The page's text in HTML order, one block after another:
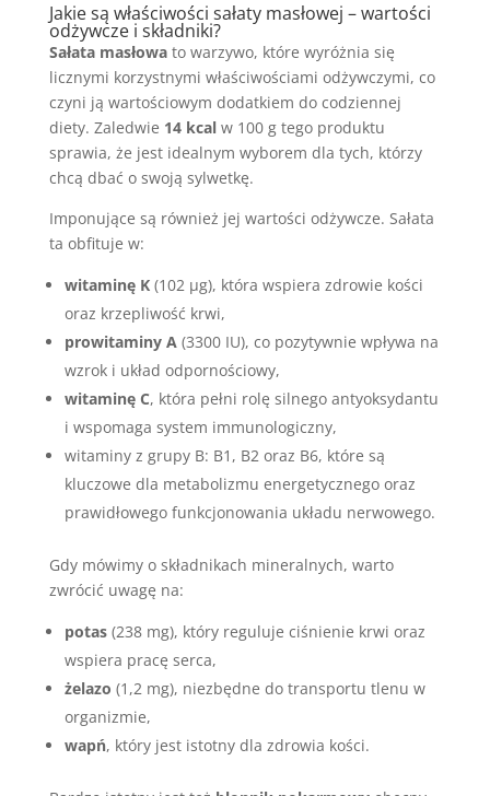
Jakie są właściwości sałaty masłowej – wartości
odżywcze i składniki?
Sałata masłowato warzywo, które wyróżnia się
licznymi korzystnymi właściwościami odżywczymi, co
czyni ją wartościowym dodatkiem do codziennej
diety. Zaledwie 14 kcalw 100 g tego produktu
sprawia, że jest idealnym wyborem dla tych, którzy
chcą dbać o swoją sylwetkę.
Imponujące są również jej wartości odżywcze. Sałata
ta obfituje w:
witaminę K(102 µg), która wspiera zdrowie kości
oraz krzepliwość krwi,
prowitaminy A(3300 IU), co pozytywnie wpływa na
wzrok i układ odpornościowy,
witaminę C, która pełni rolę silnego antyoksydantu
i wspomaga system immunologiczny,
witaminy z grupy B: B1, B2 oraz B6, które są
kluczowe dla metabolizmu energetycznego oraz
prawidłowego funkcjonowania układu nerwowego.
Gdy mówimy o składnikach mineralnych, warto
zwrócić uwagę na:
potas(238 mg), który reguluje ciśnienie krwi oraz
wspiera pracę serca,
żelazo (1,2 mg), niezbędne do transportu tlenu w
organizmie,
wapń, który jest istotny dla zdrowia kości.